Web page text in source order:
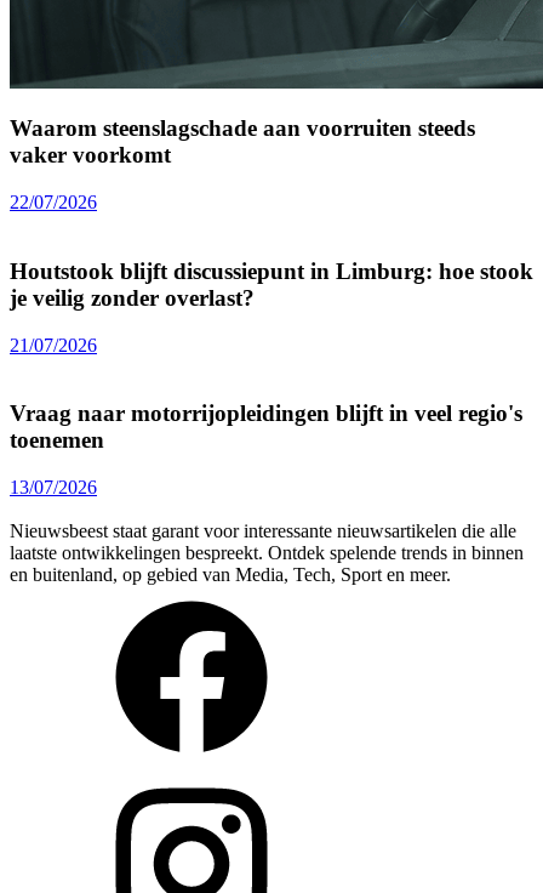
Waarom steenslagschade aan voorruiten steeds
vaker voorkomt
22/07/2026
Houtstook blijft discussiepunt in Limburg: hoe stook
je veilig zonder overlast?
21/07/2026
Vraag naar motorrijopleidingen blijft in veel regio's
toenemen
13/07/2026
Nieuwsbeest staat garant voor interessante nieuwsartikelen die alle
laatste ontwikkelingen bespreekt. Ontdek spelende trends in binnen
en buitenland, op gebied van Media, Tech, Sport en meer.